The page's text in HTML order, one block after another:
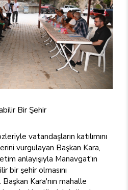
Bir Şehir
vatandaşların katılımını
vurgulayan Başkan Kara,
anlayışıyla Manavgat'ın
bir şehir olmasını
Kara'nın mahalle